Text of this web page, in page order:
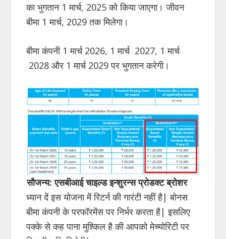
का भुगतान 1 मार्च, 2025 को किया जाएगा। जीवन
बीमा 1 मार्च, 2029 तक मिलेगा।
बीमा कंपनी 1 मार्च 2026, 1 मार्च 2027, 1 मार्च
2028 और 1 मार्च 2029 पर भुगतान करेगी।
सौजन्य: एसबीआई चाइल्ड इन्शुरन्स प्रोडक्ट ब्रोशर
ध्यान दें इस योजना में रिटर्न की गारंटी नहीं है| बोनस
बीमा कंपनी के परफॉरमेंस पर निर्भर करता है| इसलिए
पक्के से कह पाना मुश्किल है की आपको मेच्योरिटी पर